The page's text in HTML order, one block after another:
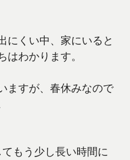
にくい中、家にいると
わかります。
ますが、春休みなので
もう少し長い時間に